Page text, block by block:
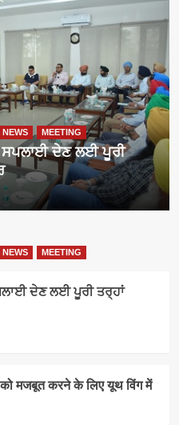
MEETING
ਸਪਲਾਈ ਦੇਣ ਲਈ ਪੂਰੀ
MEETING
ਦੇਣ ਲਈ ਪੂਰੀ ਤਰ੍ਹਾਂ
मजबूत करने के लिए यूथ विंग में